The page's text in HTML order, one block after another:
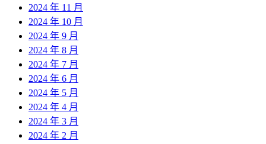
2024 年 11 月
2024 年 10 月
2024 年 9 月
2024 年 8 月
2024 年 7 月
2024 年 6 月
2024 年 5 月
2024 年 4 月
2024 年 3 月
2024 年 2 月